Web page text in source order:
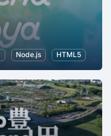
Node.js HTML5